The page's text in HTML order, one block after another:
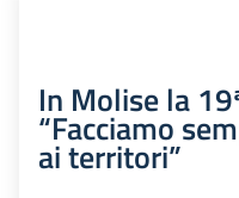
In Molise la
“Facciamo
ai territori”